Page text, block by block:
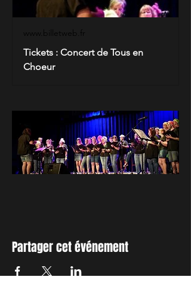
www.billetweb.fr
Tickets : Concert de Tous en
Choeur
Partager cet événement